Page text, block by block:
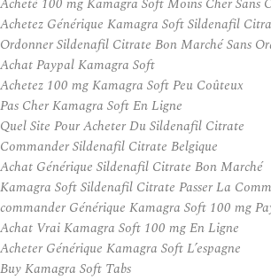
Achetez Générique Kamagra Soft Sildenafil
Ordonner Sildenafil Citrate Bon Marché Sans
Achat Paypal Kamagra Soft
Achetez 100 mg Kamagra Soft Peu Coûteux
Pas Cher Kamagra Soft En Ligne
Quel Site Pour Acheter Du Sildenafil Citrate
Commander Sildenafil Citrate Belgique
Achat Générique Sildenafil Citrate Bon Marché
Kamagra Soft Sildenafil Citrate Passer La
commander Générique Kamagra Soft 100 mg
Achat Vrai Kamagra Soft 100 mg En Ligne
Acheter Générique Kamagra Soft L’espagne
Buy Kamagra Soft Tabs